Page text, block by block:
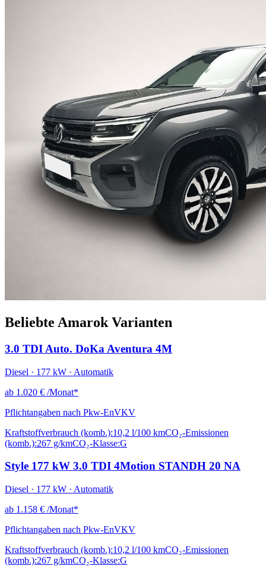
Beliebte Amarok Varianten
3.0 TDI Auto. DoKa Aventura 4M
Diesel · 177 kW · Automatik
ab 1.020 € /Monat*
Pflichtangaben nach Pkw-EnVKV
Kraftstoffverbrauch (komb.):10,2 l/100 kmCO₂-Emissionen
(komb.):267 g/kmCO₂-Klasse:G
Style 177 kW 3.0 TDI 4Motion STANDH 20 NA
Diesel · 177 kW · Automatik
ab 1.158 € /Monat*
Pflichtangaben nach Pkw-EnVKV
Kraftstoffverbrauch (komb.):10,2 l/100 kmCO₂-Emissionen
(komb.):267 g/kmCO₂-Klasse:G